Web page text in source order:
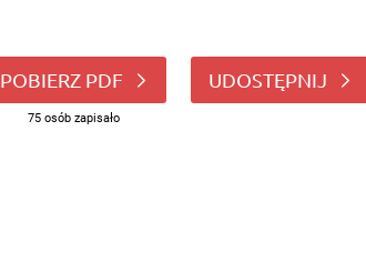
POBIERZ PDF
75 osób zapisało
UDOSTĘPNIJ